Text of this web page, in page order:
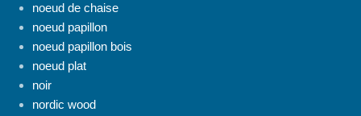
noeud de chaise
noeud papillon
noeud papillon bois
noeud plat
noir
nordic wood